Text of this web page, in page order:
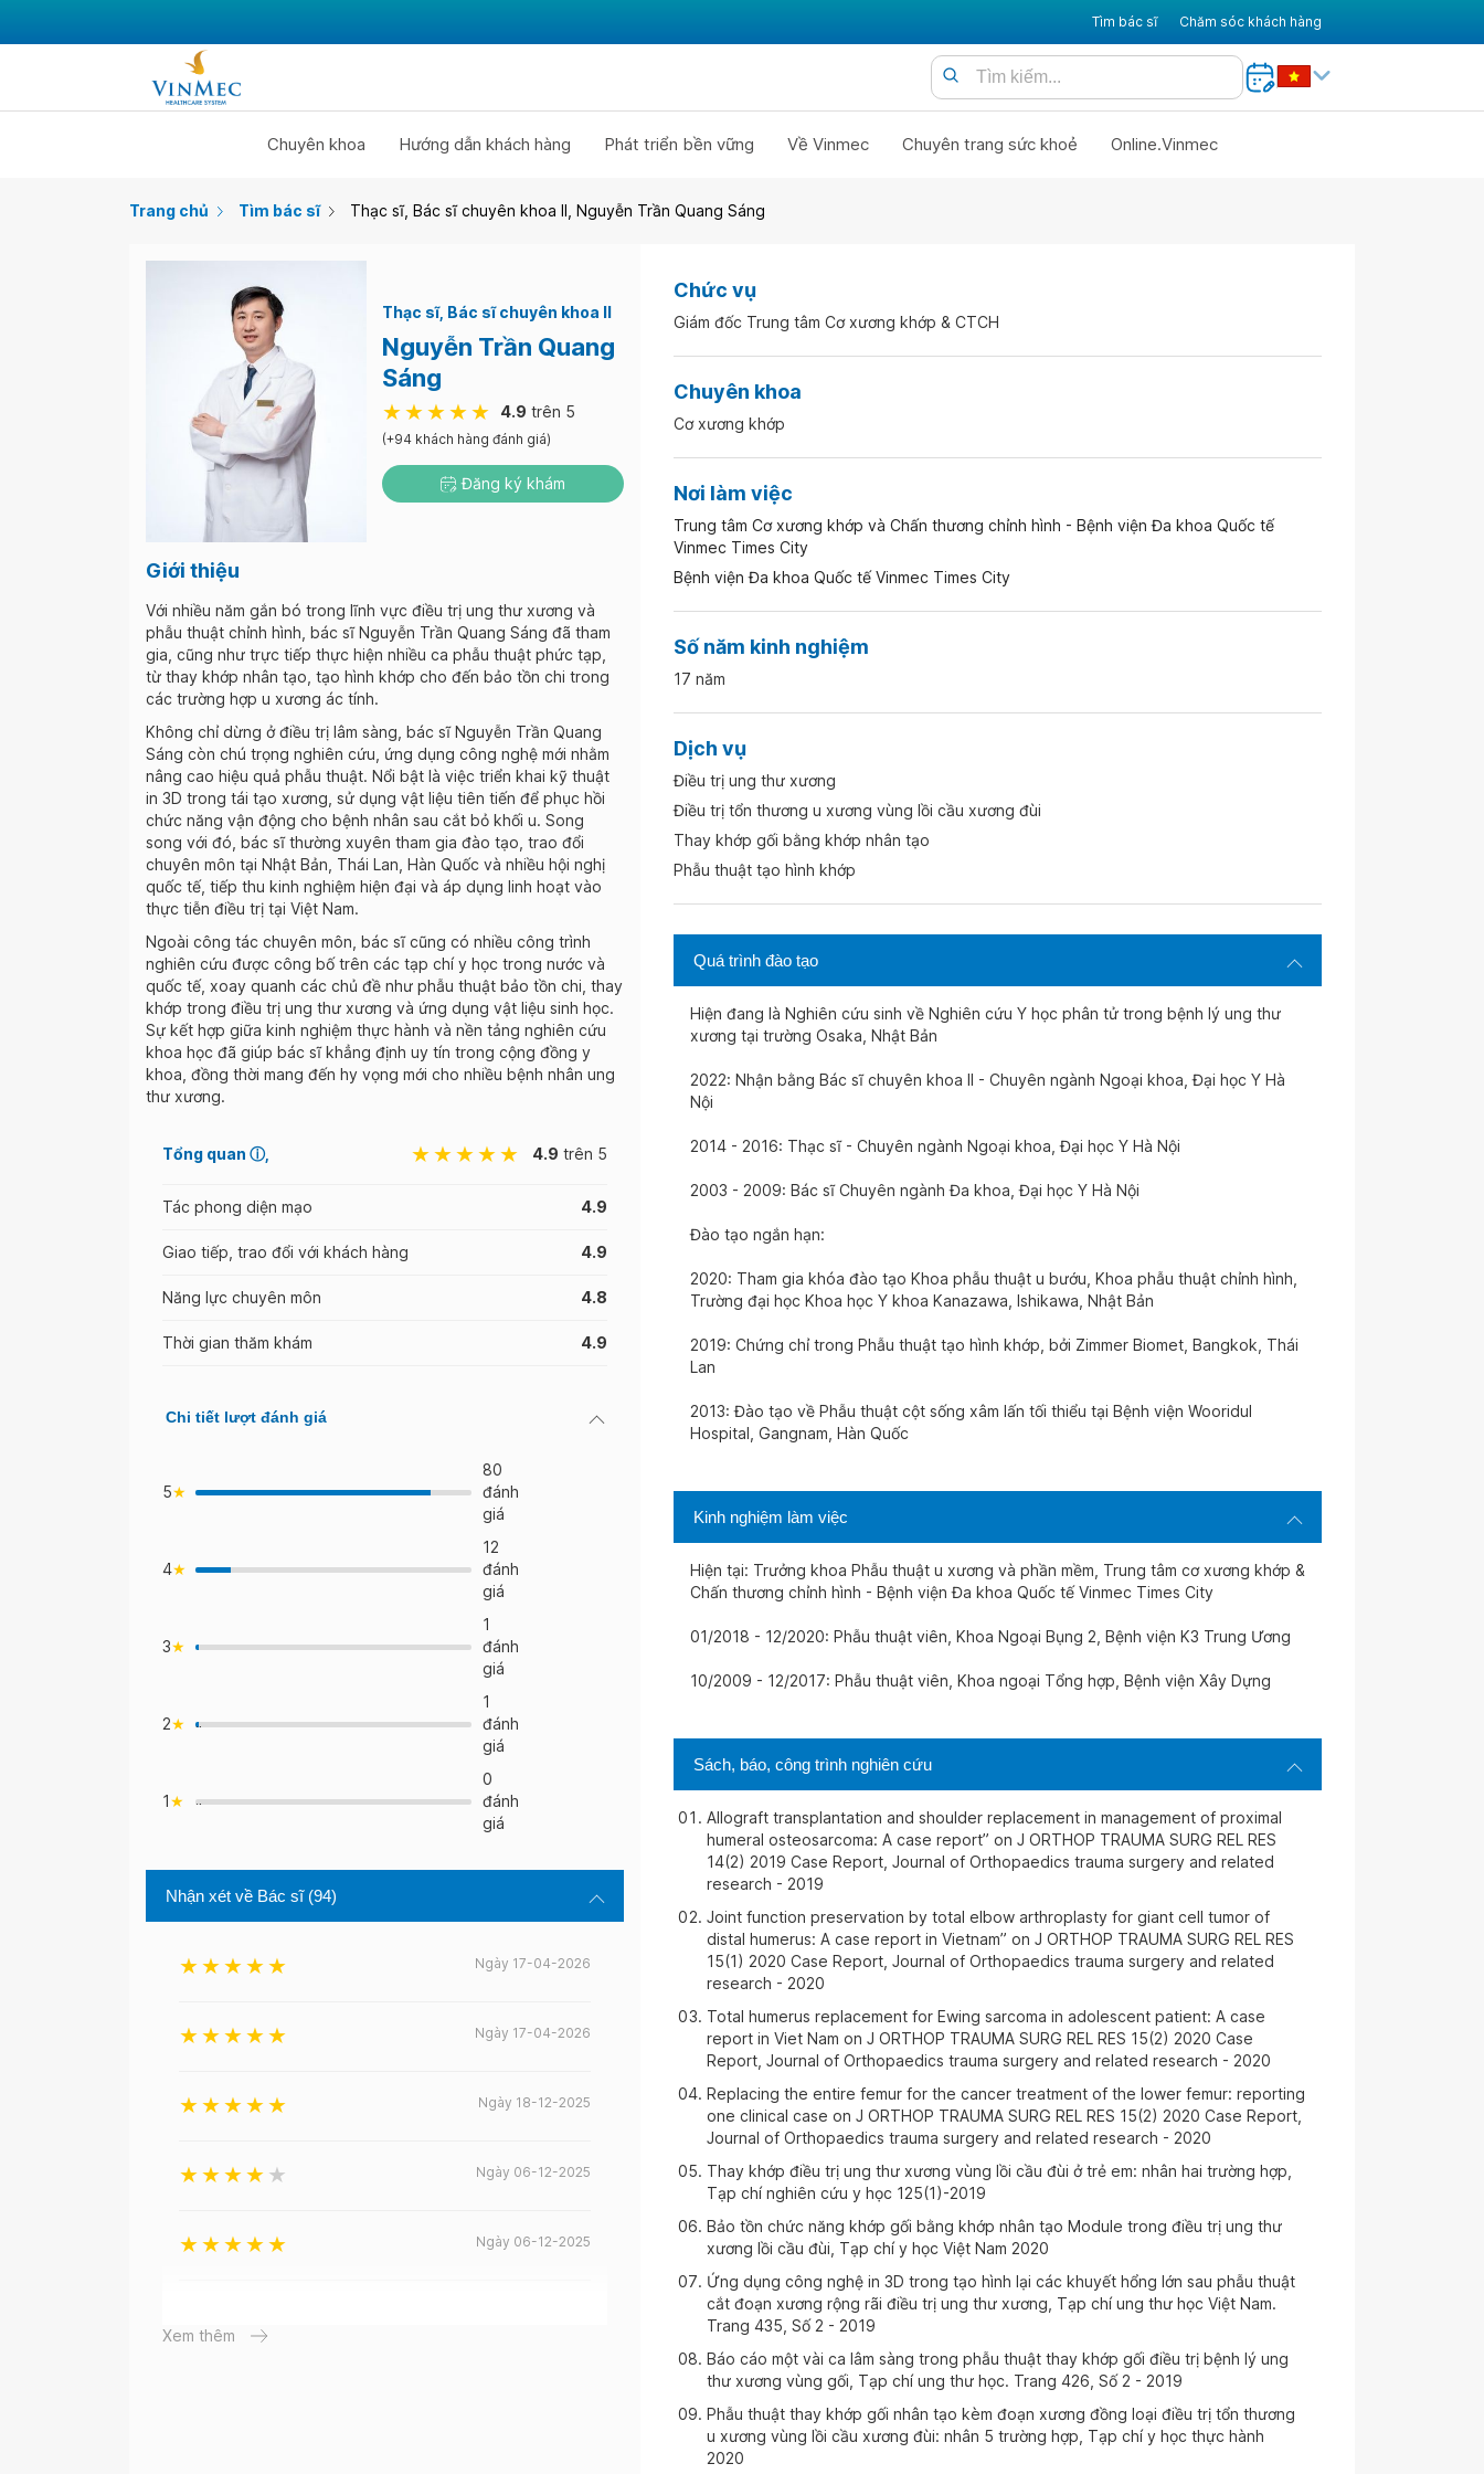
Tìm bác sĩ Chăm sóc khách hàng
Chuyên khoa Hướng dẫn khách hàng Phát triển bền vững Về Vinmec Chuyên trang sức khoẻ Online.Vinmec
Trang chủ Tìm bác sĩ Thạc sĩ, Bác sĩ chuyên khoa II, Nguyễn Trần Quang Sáng
Thạc sĩ Bác sĩ chuyên khoa II
Nguyễn Trần Quang
Sáng
4.9 trên 5
(+94 khách hàng đánh giá)
Đăng ký khám
Giới thiệu
Với nhiều năm gắn bó trong lĩnh vực điều trị ung thư xương và
phẫu thuật chỉnh hình, bác sĩ Nguyễn Trần Quang Sáng đã tham
gia, cũng như trực tiếp thực hiện nhiều ca phẫu thuật phức tạp,
từ thay khớp nhân tạo, tạo hình khớp cho đến bảo tồn chi trong
các trường hợp u xương ác tính.
Không chỉ dừng ở điều trị lâm sàng, bác sĩ Nguyễn Trần Quang
Sáng còn chú trọng nghiên cứu, ứng dụng công nghệ mới nhằm
nâng cao hiệu quả phẫu thuật. Nổi bật là việc triển khai kỹ thuật
in 3D trong tái tạo xương, sử dụng vật liệu tiên tiến để phục hồi
chức năng vận động cho bệnh nhân sau cắt bỏ khối u. Song
song với đó, bác sĩ thường xuyên tham gia đào tạo, trao đổi
chuyên môn tại Nhật Bản, Thái Lan, Hàn Quốc và nhiều hội nghị
quốc tế, tiếp thu kinh nghiệm hiện đại và áp dụng linh hoạt vào
thực tiễn điều trị tại Việt Nam.
Ngoài công tác chuyên môn, bác sĩ cũng có nhiều công trình
nghiên cứu được công bố trên các tạp chí y học trong nước và
quốc tế, xoay quanh các chủ đề như phẫu thuật bảo tồn chi, thay
khớp trong điều trị ung thư xương và ứng dụng vật liệu sinh học.
Sự kết hợp giữa kinh nghiệm thực hành và nền tảng nghiên cứu
khoa học đã giúp bác sĩ khẳng định uy tín trong cộng đồng y
khoa, đồng thời mang đến hy vọng mới cho nhiều bệnh nhân ung
thư xương.
Tổng quan ⓘ 4.9 trên 5
Tác phong diện mạo 4.9
Giao tiếp, trao đổi với khách hàng 4.9
Năng lực chuyên môn 4.8
Thời gian thăm khám 4.9
Chi tiết lượt đánh giá
5
80
đánh
giá
4 >
12
đánh
giá
3 >
1
đánh
giá
2 ">
1
đánh
giá
1 ">
0
đánh
giá
Nhận xét về Bác sĩ (94)
Ngày 17-04-2026
Ngày 17-04-2026
Ngày 18-12-2025
Ngày 06-12-2025
Ngày 06-12-2025
Xem thêm
Chức vụ
Giám đốc Trung tâm Cơ xương khớp & CTCH
Chuyên khoa
Cơ xương khớp
Nơi làm việc
Trung tâm Cơ xương khớp và Chấn thương chỉnh hình - Bệnh viện Đa khoa Quốc tế
Vinmec Times City
Bệnh viện Đa khoa Quốc tế Vinmec Times City
Số năm kinh nghiệm
17 năm
Dịch vụ
Điều trị ung thư xương
Điều trị tổn thương u xương vùng lồi cầu xương đùi
Thay khớp gối bằng khớp nhân tạo
Phẫu thuật tạo hình khớp
Quá trình đào tạo
Hiện đang là Nghiên cứu sinh về Nghiên cứu Y học phân tử trong bệnh lý ung thư
xương tại trường Osaka, Nhật Bản
2022: Nhận bằng Bác sĩ chuyên khoa II - Chuyên ngành Ngoại khoa, Đại học Y Hà
Nội
2014 - 2016: Thạc sĩ - Chuyên ngành Ngoại khoa, Đại học Y Hà Nội
2003 - 2009: Bác sĩ Chuyên ngành Đa khoa, Đại học Y Hà Nội
Đào tạo ngắn hạn:
2020: Tham gia khóa đào tạo Khoa phẫu thuật u bướu, Khoa phẫu thuật chỉnh hình,
Trường đại học Khoa học Y khoa Kanazawa, Ishikawa, Nhật Bản
2019: Chứng chỉ trong Phẫu thuật tạo hình khớp, bởi Zimmer Biomet, Bangkok, Thái
Lan
2013: Đào tạo về Phẫu thuật cột sống xâm lấn tối thiểu tại Bệnh viện Wooridul
Hospital, Gangnam, Hàn Quốc
Kinh nghiệm làm việc
Hiện tại: Trưởng khoa Phẫu thuật u xương và phần mềm, Trung tâm cơ xương khớp &
Chấn thương chỉnh hình - Bệnh viện Đa khoa Quốc tế Vinmec Times City
01/2018 - 12/2020: Phẫu thuật viên, Khoa Ngoại Bụng 2, Bệnh viện K3 Trung Ương
10/2009 - 12/2017: Phẫu thuật viên, Khoa ngoại Tổng hợp, Bệnh viện Xây Dựng
Sách, báo, công trình nghiên cứu
Allograft transplantation and shoulder replacement in management of proximal
humeral osteosarcoma: A case report” on J ORTHOP TRAUMA SURG REL RES
14(2) 2019 Case Report, Journal of Orthopaedics trauma surgery and related
research - 2019
Joint function preservation by total elbow arthroplasty for giant cell tumor of
distal humerus: A case report in Vietnam” on J ORTHOP TRAUMA SURG REL RES
15(1) 2020 Case Report, Journal of Orthopaedics trauma surgery and related
research - 2020
Total humerus replacement for Ewing sarcoma in adolescent patient: A case
report in Viet Nam on J ORTHOP TRAUMA SURG REL RES 15(2) 2020 Case
Report, Journal of Orthopaedics trauma surgery and related research - 2020
Replacing the entire femur for the cancer treatment of the lower femur: reporting
one clinical case on J ORTHOP TRAUMA SURG REL RES 15(2) 2020 Case Report,
Journal of Orthopaedics trauma surgery and related research - 2020
Thay khớp điều trị ung thư xương vùng lồi cầu đùi ở trẻ em: nhân hai trường hợp,
Tạp chí nghiên cứu y học 125(1)-2019
Bảo tồn chức năng khớp gối bằng khớp nhân tạo Module trong điều trị ung thư
xương lồi cầu đùi, Tạp chí y học Việt Nam 2020
Ứng dụng công nghệ in 3D trong tạo hình lại các khuyết hổng lớn sau phẫu thuật
cắt đoạn xương rộng rãi điều trị ung thư xương, Tạp chí ung thư học Việt Nam.
Trang 435, Số 2 - 2019
Báo cáo một vài ca lâm sàng trong phẫu thuật thay khớp gối điều trị bệnh lý ung
thư xương vùng gối, Tạp chí ung thư học. Trang 426, Số 2 - 2019
Phẫu thuật thay khớp gối nhân tạo kèm đoạn xương đồng loại điều trị tổn thương
u xương vùng lồi cầu xương đùi: nhân 5 trường hợp, Tạp chí y học thực hành
2020